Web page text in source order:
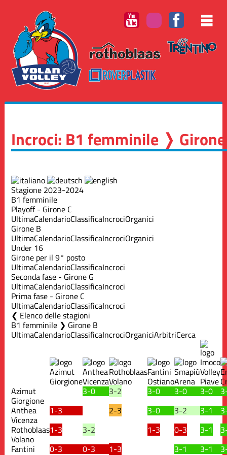
Incroci: B1 femminile ❭
Stagione 2023-2024
B1 femminile
Playoff - Girone C
UltimaCalendarioClassificaIncrociOrganici
Girone B
UltimaCalendarioClassificaIncrociOrganici
Under 16
Girone per il 9° posto
UltimaCalendarioClassificaIncroci
Seconda fase - Girone G
UltimaCalendarioClassificaIncroci
Prima fase - Girone C
UltimaCalendarioClassificaIncroci
Elenco delle stagioni
B1 femminile ❯ Girone B
UltimaCalendarioClassificaIncrociOrganiciArbitriCerca
Azimut
Giorgione
3-0 3-2 3-0 3-0 3-0
Anthea
Vicenza
1-3 2-3 3-0 3-2 3-1
Rothoblaas
Volano
1-3 3-2 1-3 0-3 3-1
Fantini
0-3 0-3 1-3 3-1 3-1